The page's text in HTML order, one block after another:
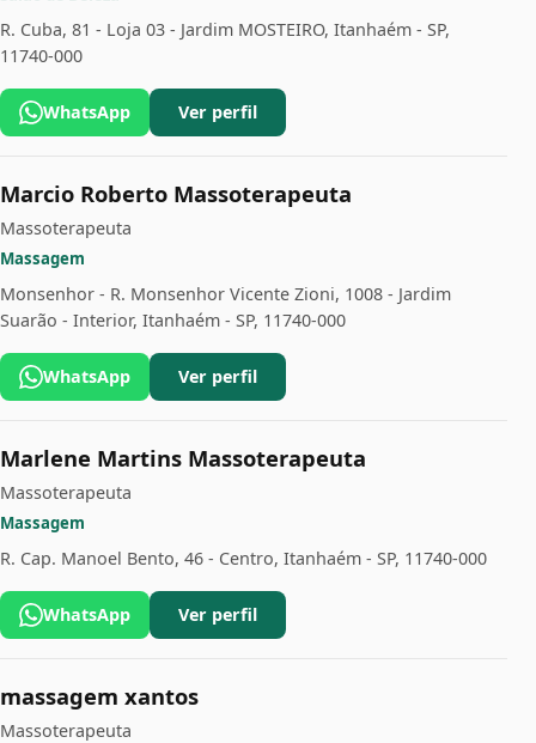
R. Cuba, 81 - Loja 03 - Jardim MOSTEIRO, Itanhaém - SP,
11740-000
WhatsApp Ver perfil
Marcio Roberto Massoterapeuta
Massoterapeuta
Massagem
Monsenhor - R. Monsenhor Vicente Zioni, 1008 - Jardim
Suarão - Interior, Itanhaém - SP, 11740-000
WhatsApp Ver perfil
Marlene Martins Massoterapeuta
Massoterapeuta
Massagem
R. Cap. Manoel Bento, 46 - Centro, Itanhaém - SP, 11740-000
WhatsApp Ver perfil
massagem xantos
Massoterapeuta